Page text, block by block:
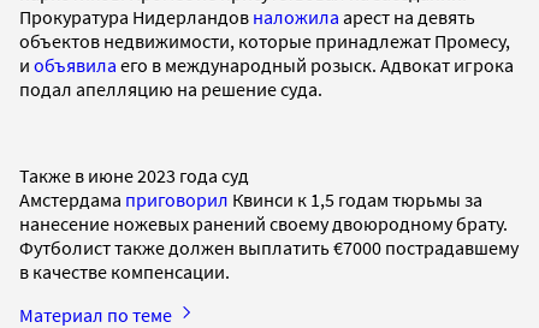
Прокуратура Нидерландов наложила арест на девять
объектов недвижимости, которые принадлежат Промесу,
и объявила его в международный розыск. Адвокат игрока
подал апелляцию на решение суда.
Также в июне 2023 года суд
Амстердама приговорил Квинси к 1,5 годам тюрьмы за
нанесение ножевых ранений своему двоюродному брату.
Футболист также должен выплатить €7000 пострадавшему
в качестве компенсации.
Материал по теме